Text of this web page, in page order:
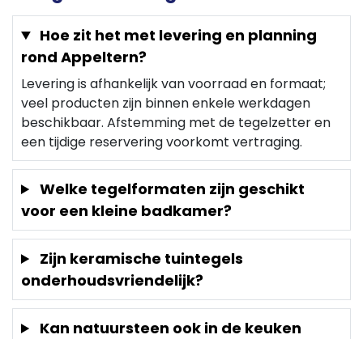
Hoe zit het met levering en planning
rond Appeltern?
Levering is afhankelijk van voorraad en formaat;
veel producten zijn binnen enkele werkdagen
beschikbaar. Afstemming met de tegelzetter en
een tijdige reservering voorkomt vertraging.
Welke tegelformaten zijn geschikt
voor een kleine badkamer?
Zijn keramische tuintegels
onderhoudsvriendelijk?
Kan natuursteen ook in de keuken